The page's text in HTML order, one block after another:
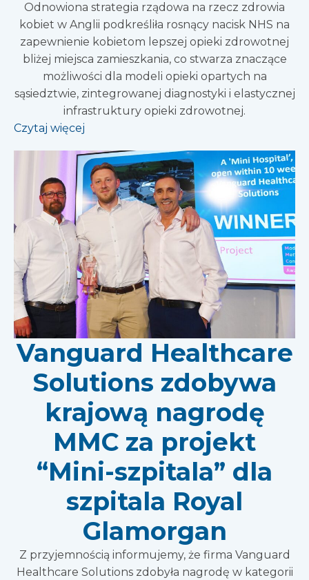
Odnowiona strategia rządowa na rzecz zdrowia
kobiet w Anglii podkreśliła rosnący nacisk NHS na
zapewnienie kobietom lepszej opieki zdrowotnej
bliżej miejsca zamieszkania, co stwarza znaczące
możliwości dla modeli opieki opartych na
sąsiedztwie, zintegrowanej diagnostyki i elastycznej
infrastruktury opieki zdrowotnej.
Czytaj więcej
Vanguard Healthcare
Solutions zdobywa
krajową nagrodę
MMC za projekt
“Mini-szpitala” dla
szpitala Royal
Glamorgan
Z przyjemnością informujemy, że firma Vanguard
Healthcare Solutions zdobyła nagrodę w kategorii